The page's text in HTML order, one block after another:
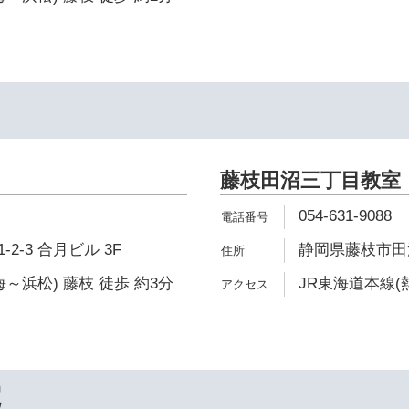
2-3 合月ビル 3F
～浜松) 藤枝 徒歩 約3分
藤枝田沼三丁目教室
054-631-9088
静岡県藤枝市
JR東海道本線(